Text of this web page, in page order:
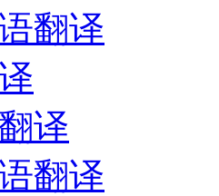
翻译
译
翻译